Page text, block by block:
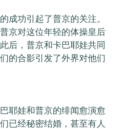
成功引起了普京的关注。
京对这位年轻的体操皇后
后，普京和卡巴耶娃共同
的合影引发了外界对他们
耶娃和普京的绯闻愈演愈
已经秘密结婚，甚至有人